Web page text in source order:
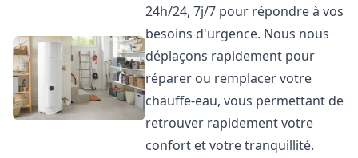
24h/24, 7j/7 pour répondre à vos
besoins d'urgence. Nous nous
déplaçons rapidement pour
réparer ou remplacer votre
chauffe-eau, vous permettant de
retrouver rapidement votre
confort et votre tranquillité.